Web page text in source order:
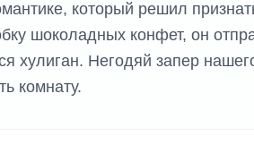
который решил
шоколадных конфет, он
хулиган. Негодяй запер
комнату.